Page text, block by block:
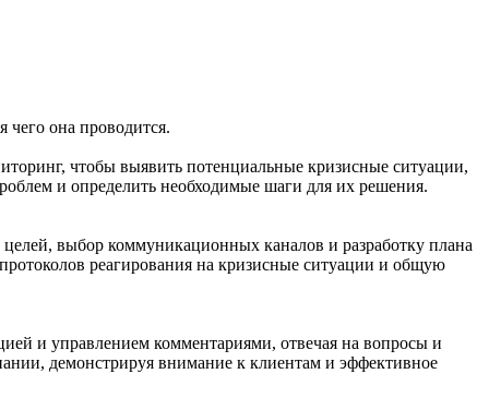
чего она проводится.
чтобы выявить потенциальные кризисные ситуации,
и определить необходимые шаги для их решения.
выбор коммуникационных каналов и разработку плана
реагирования на кризисные ситуации и общую
и управлением комментариями, отвечая на вопросы и
демонстрируя внимание к клиентам и эффективное